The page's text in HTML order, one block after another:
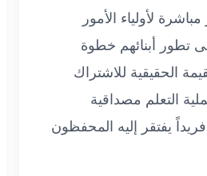
لأولياء الأمور
تطور أبنائهم خطوة
الحقيقية للاشتراك
التعلم مصداقية
يفتقر إليه المحفظون